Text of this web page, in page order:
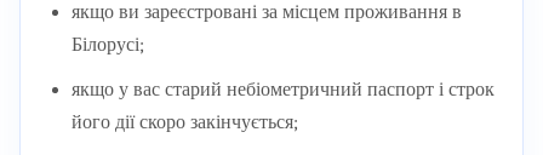
якщо ви зареєстровані за місцем проживання в
Білорусі;
якщо у вас старий небіометричний паспорт і строк
його дії скоро закінчується;